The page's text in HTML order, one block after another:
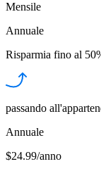
Mensile
Annuale
Risparmia fino al
passando
Annuale
$24.99/anno